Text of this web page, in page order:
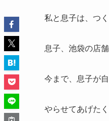
私と息子は、つ
息子、池袋の店
今まで、息子が
やらせてあげた